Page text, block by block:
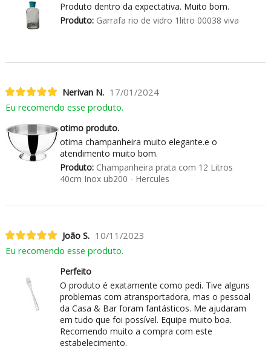
Produto dentro da expectativa. Muito bom.
Produto:Garrafa rio de vidro 1litro 00038 viva
Nerivan N. 17/01/2024
Eu recomendo esse produto.
otimo produto.
otima champanheira muito elegante.e o
atendimento muito bom.
Produto:Champanheira prata com 12 Litros
40cm Inox ub200 - Hercules
João S. 10/11/2023
Eu recomendo esse produto.
Perfeito
O produto é exatamente como pedi. Tive alguns
problemas com atransportadora, mas o pessoal
da Casa & Bar foram fantásticos. Me ajudaram
em tudo que foi possível. Equipe muito boa.
Recomendo muito a compra com este
estabelecimento.